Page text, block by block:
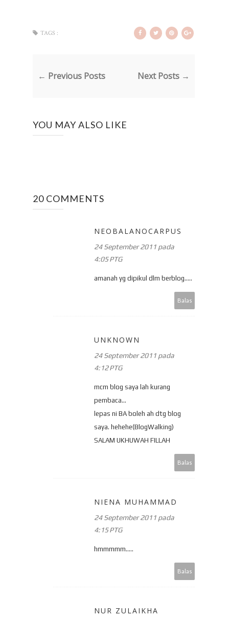
TAGS :
← Previous Posts Next Posts →
YOU MAY ALSO LIKE
20 COMMENTS
NEOBALANOCARPUS
24 September 2011 pada
4:05 PTG
amanah yg dipikul dlm berblog.....
Balas
UNKNOWN
24 September 2011 pada
4:12 PTG
mcm blog saya lah kurang
pembaca...
lepas ni BA boleh ah dtg blog
saya. hehehe(BlogWalking)
SALAM UKHUWAH FILLAH
Balas
NIENA MUHAMMAD
24 September 2011 pada
4:15 PTG
hmmmmm.....
Balas
NUR ZULAIKHA